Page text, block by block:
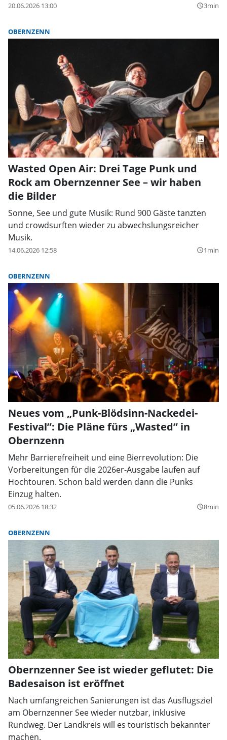
20.06.2026 13:00 query_builder3min
OBERNZENN
Wasted Open Air: Drei Tage Punk und
Rock am Obernzenner See – wir haben
die Bilder
Sonne, See und gute Musik: Rund 900 Gäste tanzten
und crowdsurften wieder zu abwechslungsreicher
Musik.
14.06.2026 12:58 query_builder1min
OBERNZENN
Neues vom „Punk-Blödsinn-Nackedei-
Festival”: Die Pläne fürs „Wasted” in
Obernzenn
Mehr Barrierefreiheit und eine Bierrevolution: Die
Vorbereitungen für die 2026er-Ausgabe laufen auf
Hochtouren. Schon bald werden dann die Punks
Einzug halten.
05.06.2026 18:32 query_builder8min
OBERNZENN
Obernzenner See ist wieder geflutet: Die
Badesaison ist eröffnet
Nach umfangreichen Sanierungen ist das Ausflugsziel
am Obernzenner See wieder nutzbar, inklusive
Rundweg. Der Landkreis will es touristisch bekannter
machen.